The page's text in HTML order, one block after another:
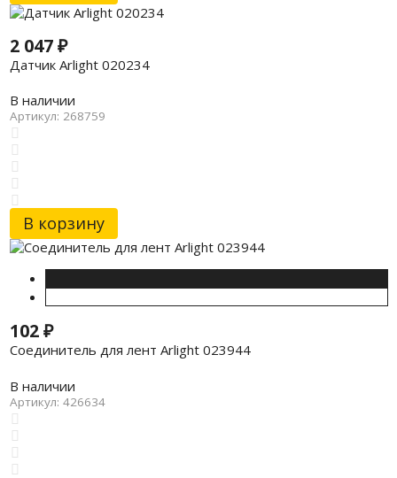
2 047₽
Датчик Arlight 020234
В наличии
Артикул: 268759
В корзину
102₽
Соединитель для лент Arlight 023944
В наличии
Артикул: 426634